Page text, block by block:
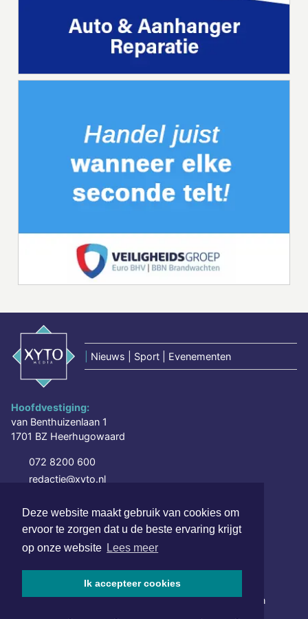
Deze website maakt gebruik van cookies om
ervoor te zorgen dat u de beste ervaring krijgt
op onze website Lees meer
Ik accepteer cookies
Nieuws | Sport | Evenementen
Hoofdvestiging:
van Benthuizenlaan 1
1701 BZ Heerhugowaard
072 8200 600
redactie@xyto.nl
SOCIAL MEDIA
Schrijf je in voor onze nieuwsbrief en krijg wekelijks een